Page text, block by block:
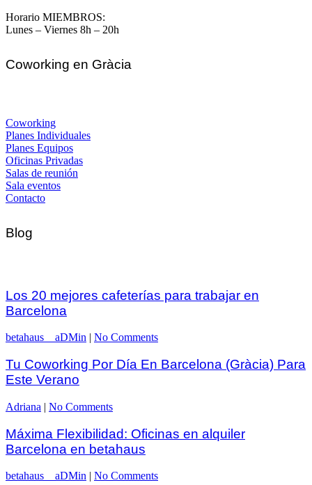
Horario MIEMBROS:
Lunes – Viernes 8h – 20h
Coworking en Gràcia
Coworking
Planes Individuales
Planes Equipos
Oficinas Privadas
Salas de reunión
Sala eventos
Contacto
Blog
Los 20 mejores cafeterías para trabajar en
Barcelona
betahaus__aDMin | No Comments
Tu Coworking Por Día En Barcelona (Gràcia) Para
Este Verano
Adriana | No Comments
Máxima Flexibilidad: Oficinas en alquiler
Barcelona en betahaus
betahaus__aDMin | No Comments